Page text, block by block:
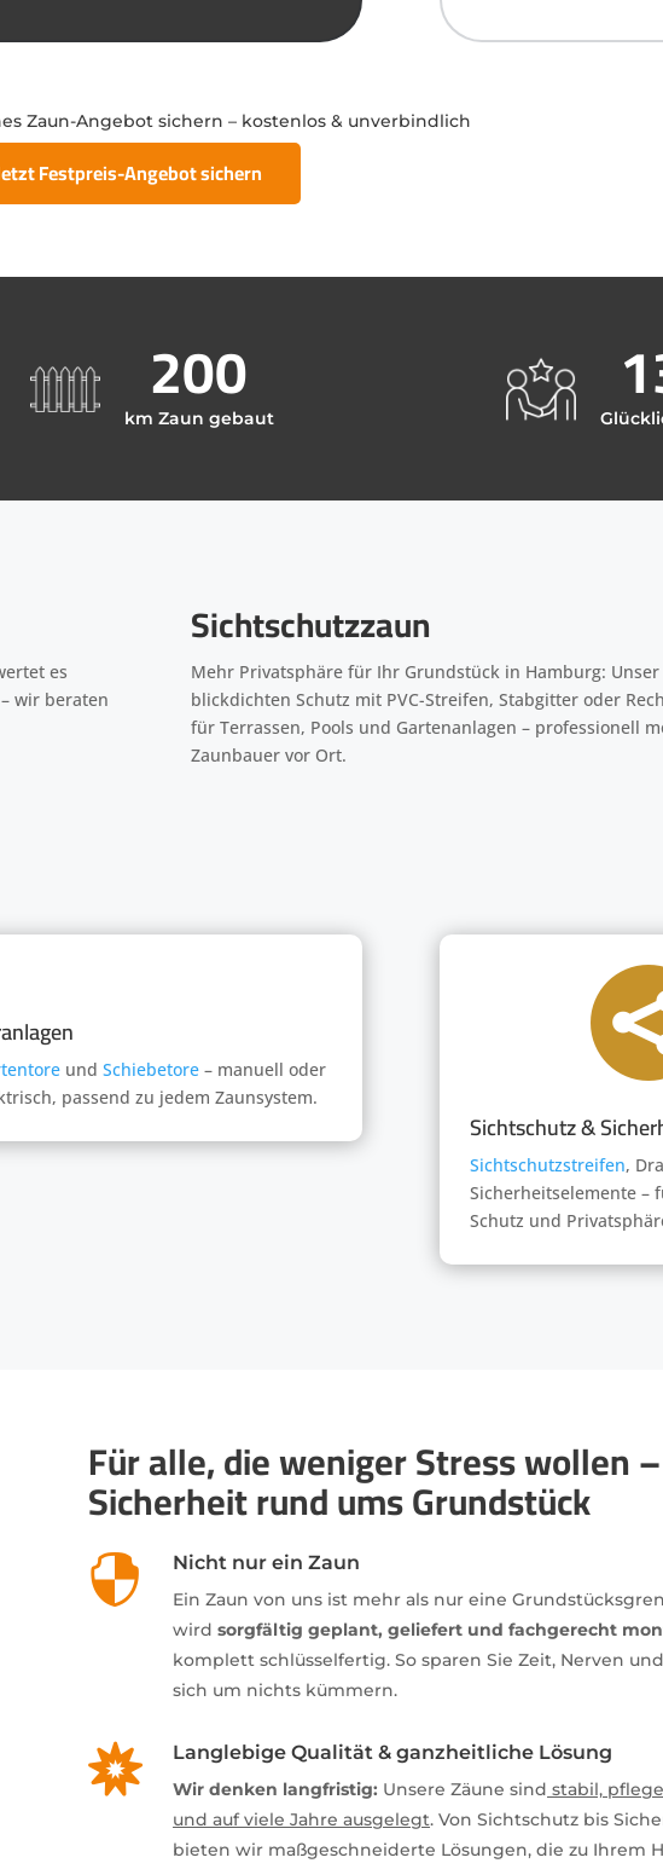
Zaun-Angebot sichern – kostenlos & unverbindlich
Festpreis-Angebot sichern
200
km Zaun gebaut
es
wir beraten
Sichtschutzzaun
Mehr Privatsphäre für Ihr Grundstück in Hamburg:
blickdichten Schutz mit PVC-Streifen, Stabgitter oder
für Terrassen, Pools und Gartenanlagen – professionell
Zaunbauer vor Ort.
undSchiebetore – manuell oder
passend zu jedem Zaunsystem.
Sichtschutz &
Sichtschutzstreifen,
Sicherheitselemente –
Schutz und
Für alle, die weniger Stress wollen
Sicherheit rund ums Grundstück
 Nicht nur ein Zaun
Ein Zaun von uns ist mehr als nur eine
wirdsorgfältig geplant, geliefert und fachgerecht
komplett schlüsselfertig. So sparen Sie Zeit, Nerven
sich um nichts kümmern.
 Langlebige Qualität & ganzheitliche Lösung
Wir denken langfristig: Unsere Zäune sind stabil,
und auf viele Jahre ausgelegt. Von Sichtschutz bis
bieten wir maßgeschneiderte Lösungen, die zu Ihrem